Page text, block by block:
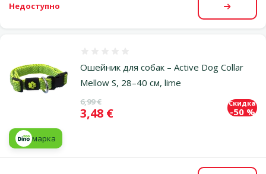
Недоступно
Ошейник для собак – Active Dog Collar
Mellow S, 28–40 см, lime
Исходная цена
6,99 €
Цена
3,48 €
Скидка
-50 %
марка